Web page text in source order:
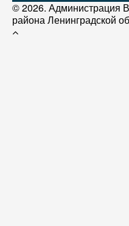
© 2026. Администрация
района Ленинградской